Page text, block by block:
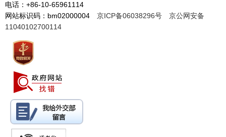
电话：+86-10-65961114
网站标识码：bm02000004 京ICP备06038296号
京公网安备
11040102700114